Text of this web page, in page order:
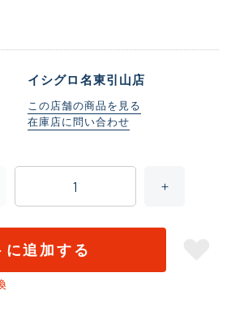
イシグロ名東引山店
この店舗の商品を見る
在庫店に問い合わせ
に追加する